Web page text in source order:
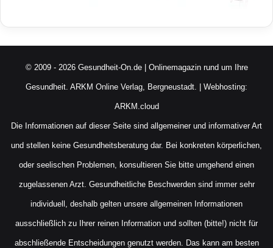
© 2009 - 2026 Gesundheit-On.de | Onlinemagazin rund um Ihre
Gesundheit. ARKM Online Verlag, Bergneustadt. | Webhosting:
ARKM.cloud
Die Informationen auf dieser Seite sind allgemeiner und informativer Art
und stellen keine Gesundheitsberatung dar. Bei konkreten körperlichen,
oder seelischen Problemen, konsultieren Sie bitte umgehend einen
zugelassenen Arzt. Gesundheitliche Beschwerden sind immer sehr
individuell, deshalb gelten unsere allgemeinen Informationen
ausschließlich zu Ihrer reinen Information und sollten (bitte!) nicht für
abschließende Entscheidungen genutzt werden. Das kann am besten